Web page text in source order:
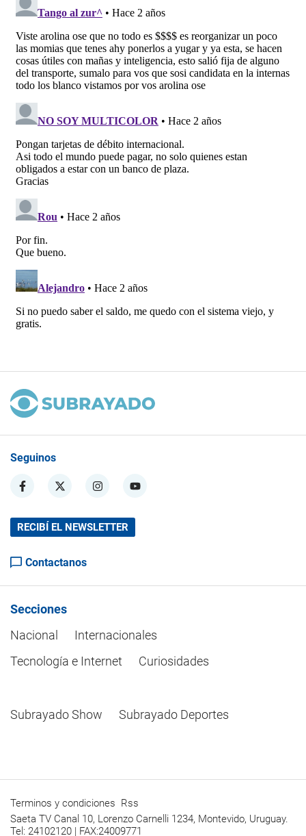
Seguinos
RECIBÍ EL NEWSLETTER
Contactanos
Secciones
Nacional
Internacionales
Tecnología e Internet
Curiosidades
Subrayado Show Subrayado Deportes
Terminos y condiciones Rss
Saeta TV Canal 10, Lorenzo Carnelli 1234, Montevido, Uruguay.
Tel: 24102120 | FAX:24009771